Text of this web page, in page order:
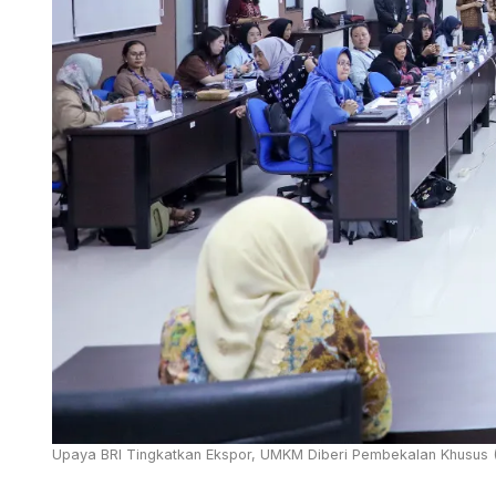
Upaya BRI Tingkatkan Ekspor, UMKM Diberi Pembekalan Khusus